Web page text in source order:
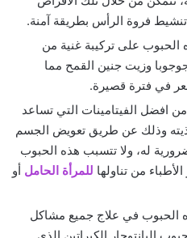
فروة الرأس بطريقة آمنة.
الحبوب على تركيبة غنية من
وزيت جنين القمح مما
في فترة قصيرة.
افضل الفيتامينات التي تساعد
وذلك عن طريق تعويض الجسم
له، ولا تتسبب هذه الحبوب
من تناولها للمرأة الحامل أو
الحبوب في علاج جميع مشاكل